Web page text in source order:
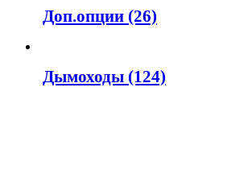
Доп.опции (26)
Дымоходы (124)